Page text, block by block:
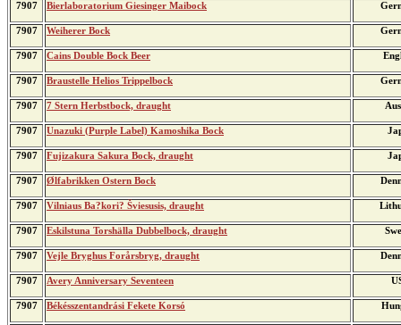
7907 Bierlaboratorium Giesinger Maibock
7907 Weiherer Bock
7907 Cains Double Bock Beer
7907 Braustelle Helios Trippelbock
7907 7 Stern Herbstbock, draught
7907 Unazuki (Purple Label) Kamoshika Bock
7907 Fujizakura Sakura Bock, draught
7907 Ølfabrikken Ostern Bock
7907 Vilniaus Ba?kori? Šviesusis, draught
7907 Eskilstuna Torshälla Dubbelbock, draught
7907 Vejle Bryghus Forårsbryg, draught
7907 Avery Anniversary Seventeen
7907 Békésszentandrási Fekete Korsó